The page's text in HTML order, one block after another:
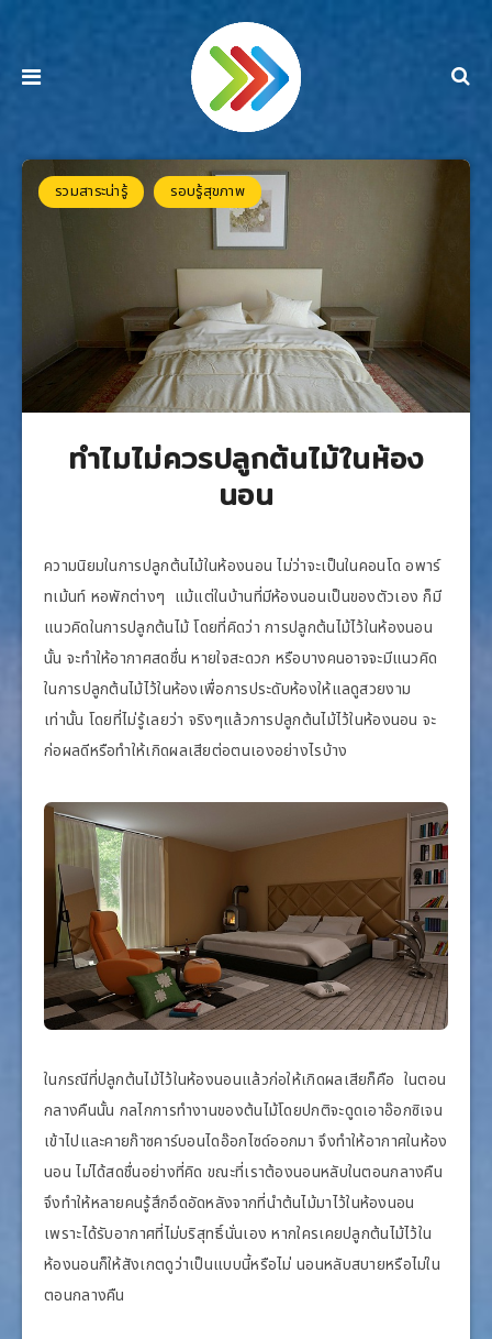
รวมสาระน่ารู้ รอบรู้สุขภาพ
ทําไมไม่ควรปลูกต้นไม้ในห้อง
นอน
ความนิยมในการปลูกต้นไม้ในห้องนอน ไม่ว่าจะเป็นในคอนโด อพาร์
ทเม้นท์ หอพักต่างๆ แม้แต่ในบ้านที่มีห้องนอนเป็นของตัวเอง ก็มี
แนวคิดในการปลูกต้นไม้ โดยที่คิดว่า การปลูกต้นไม้ไว้ในห้องนอน
นั้น จะทำให้อากาศสดชื่น หายใจสะดวก หรือบางคนอาจจะมีแนวคิด
ในการปลูกต้นไม้ไว้ในห้องเพื่อการประดับห้องให้แลดูสวยงาม
เท่านั้น โดยที่ไม่รู้เลยว่า จริงๆแล้วการปลูกต้นไม้ไว้ในห้องนอน จะ
ก่อผลดีหรือทำให้เกิดผลเสียต่อตนเองอย่างไรบ้าง
ในกรณีที่ปลูกต้นไม้ไว้ในห้องนอนแล้วก่อให้เกิดผลเสียก็คือ ในตอน
กลางคืนนั้น กลไกการทำงานของต้นไม้โดยปกติจะดูดเอาอ๊อกซิเจน
เข้าไปและคายก๊าซคาร์บอนไดอ๊อกไซด์ออกมา จึงทำให้อากาศในห้อง
นอน ไม่ได้สดชื่นอย่างที่คิด ขณะที่เราต้องนอนหลับในตอนกลางคืน
จึงทำให้หลายคนรู้สึกอึดอัดหลังจากที่นำต้นไม้มาไว้ในห้องนอน
เพราะได้รับอากาศที่ไม่บริสุทธิ์นั่นเอง หากใครเคยปลูกต้นไม้ไว้ใน
ห้องนอนก็ให้สังเกตดูว่าเป็นแบบนี้หรือไม่ นอนหลับสบายหรือไม่ใน
ตอนกลางคืน